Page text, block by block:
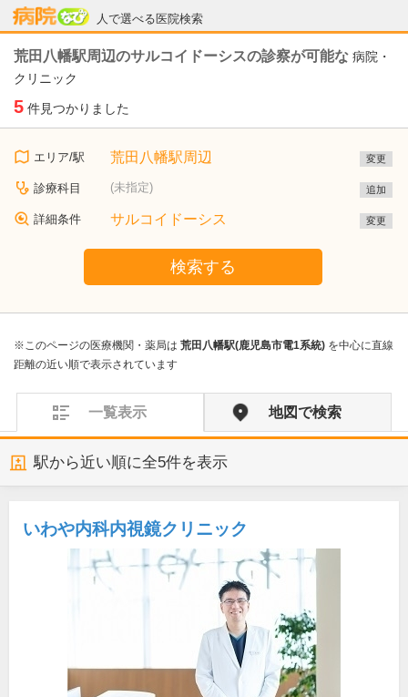
人で選べる医院検索
病院なび
荒田八幡駅周辺のサルコイドーシスの診察が可能な 病院・
クリニック
5 件見つかりました
エリア/駅 荒田八幡駅周辺 変更
診療科目 (未指定) 追加
詳細条件 サルコイドーシス 変更
検索する
※このページの医療機関・薬局は 荒田八幡駅(鹿児島市電1系統) を中心に直線
距離の近い順で表示されています
一覧表示 地図で検索
駅から近い順に全5件を表示
いわや内科内視鏡クリニック